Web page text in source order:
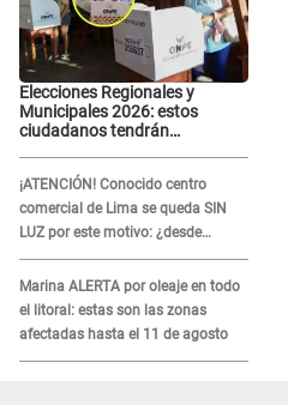
Elecciones Regionales y
Municipales 2026: estos
ciudadanos tendrán
¡ATENCIÓN! Conocido centro
comercial de Lima se queda SIN
LUZ por este motivo: ¿desde
cuándo atenderá?
Marina ALERTA por oleaje en todo
el litoral: estas son las zonas
afectadas hasta el 11 de agosto